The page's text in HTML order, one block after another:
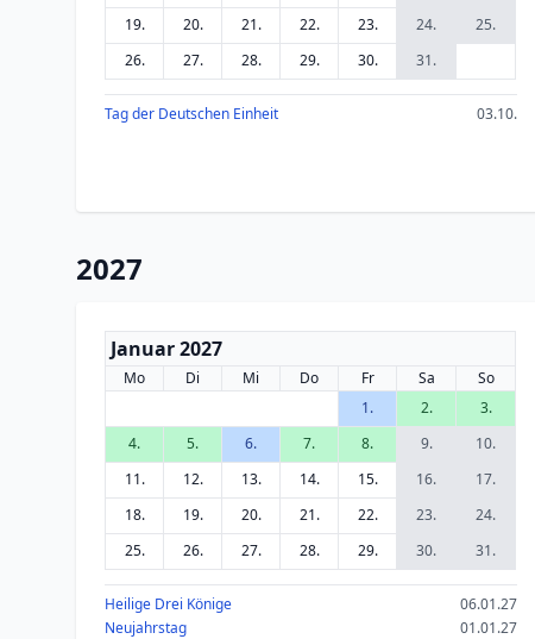
19.
20. 21. 22. 23. 24.
25.
26.
27. 28. 29. 30. 31.
Tag der Deutschen Einheit 03.10.
2027
Januar 2027
Mo Di Mi Do Fr Sa
So
1.
2.
3.
4.
5. 6. 7. 8. 9.
10.
11.
12. 13. 14. 15. 16.
17.
18.
19. 20. 21. 22. 23.
24.
25.
26. 27. 28. 29. 30. 31.
Heilige Drei Könige
06.01.27
Neujahrstag
01.01.27